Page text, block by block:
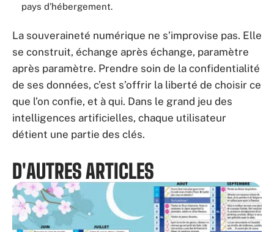
pays d’hébergement.
La souveraineté numérique ne s’improvise pas. Elle
se construit, échange après échange, paramètre
après paramètre. Prendre soin de la confidentialité
de ses données, c’est s’offrir la liberté de choisir ce
que l’on confie, et à qui. Dans le grand jeu des
intelligences artificielles, chaque utilisateur
détient une partie des clés.
D'AUTRES ARTICLES